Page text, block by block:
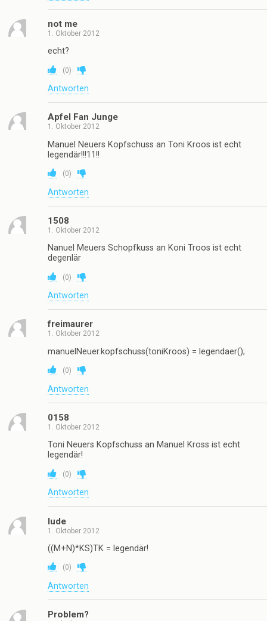
not me
1. Oktober 2012
echt?
(0)
Antworten
Apfel Fan Junge
1. Oktober 2012
Manuel Neuers Kopfschuss an Toni Kroos ist echt
legendär!!!11!!
(0)
Antworten
1508
1. Oktober 2012
Nanuel Meuers Schopfkuss an Koni Troos ist echt
degenlär
(0)
Antworten
freimaurer
1. Oktober 2012
manuelNeuer.kopfschuss(toniKroos) = legendaer();
(0)
Antworten
0158
1. Oktober 2012
Toni Neuers Kopfschuss an Manuel Kross ist echt
legendär!
(0)
Antworten
lude
1. Oktober 2012
((M+N)*KS)TK = legendär!
(0)
Antworten
Problem?